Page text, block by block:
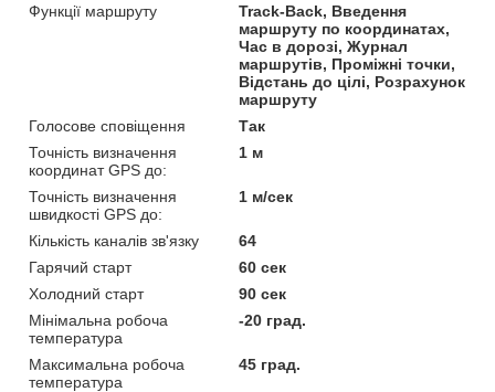
Функції маршруту
Track-Back, Введення
маршруту по координатах,
Час в дорозі, Журнал
маршрутів, Проміжні точки,
Відстань до цілі, Розрахунок
маршруту
Голосове сповіщення
Так
Точність визначення
координат GPS до:
1 м
Точність визначення
швидкості GPS до:
1 м/сек
Кількість каналів зв'язку
64
Гарячий старт
60 сек
Холодний старт
90 сек
Мінімальна робоча
температура
-20 град.
Максимальна робоча
температура
45 град.